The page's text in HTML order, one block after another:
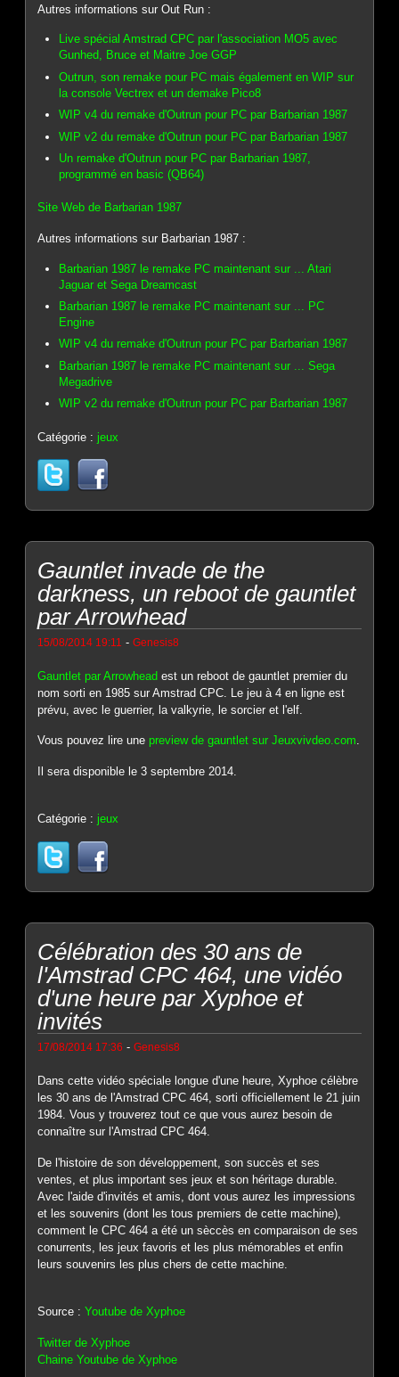
Autres informations sur Out Run :
Live spécial Amstrad CPC par l'association MO5 avec
Gunhed, Bruce et Maitre Joe GGP
Outrun, son remake pour PC mais également en WIP sur
la console Vectrex et un demake Pico8
WIP v4 du remake d'Outrun pour PC par Barbarian 1987
WIP v2 du remake d'Outrun pour PC par Barbarian 1987
Un remake d'Outrun pour PC par Barbarian 1987,
programmé en basic (QB64)
Site Web de Barbarian 1987
Autres informations sur Barbarian 1987 :
Barbarian 1987 le remake PC maintenant sur ... Atari
Jaguar et Sega Dreamcast
Barbarian 1987 le remake PC maintenant sur ... PC
Engine
WIP v4 du remake d'Outrun pour PC par Barbarian 1987
Barbarian 1987 le remake PC maintenant sur ... Sega
Megadrive
WIP v2 du remake d'Outrun pour PC par Barbarian 1987
Catégorie :jeux
Gauntlet invade de the
darkness, un reboot de gauntlet
par Arrowhead
15/08/2014 19:11 -Genesis8
Gauntlet par Arrowhead est un reboot de gauntlet premier du
nom sorti en 1985 sur Amstrad CPC. Le jeu à 4 en ligne est
prévu, avec le guerrier, la valkyrie, le sorcier et l'elf.
Vous pouvez lire unepreview de gauntlet sur Jeuxvivdeo.com.
Il sera disponible le 3 septembre 2014.
Catégorie :jeux
Célébration des 30 ans de
l'Amstrad CPC 464, une vidéo
d'une heure par Xyphoe et
invités
17/08/2014 17:36 -Genesis8
Dans cette vidéo spéciale longue d'une heure, Xyphoe célèbre
les 30 ans de l'Amstrad CPC 464, sorti officiellement le 21 juin
1984. Vous y trouverez tout ce que vous aurez besoin de
connaître sur l'Amstrad CPC 464.
De l'histoire de son développement, son succès et ses
ventes, et plus important ses jeux et son héritage durable.
Avec l'aide d'invités et amis, dont vous aurez les impressions
et les souvenirs (dont les tous premiers de cette machine),
comment le CPC 464 a été un sèccès en comparaison de ses
conurrents, les jeux favoris et les plus mémorables et enfin
leurs souvenirs les plus chers de cette machine.
Source :Youtube de Xyphoe
Twitter de Xyphoe
Chaine Youtube de Xyphoe